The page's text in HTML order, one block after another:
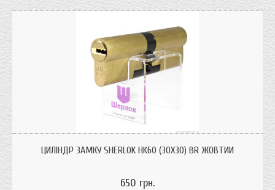
системою захисту від висвердлювання, від вибивання.
ЦИЛІНДР ЗАМКУ SHERLOK HK60 (30Х30) BR ЖОВТИЙ
650 грн.